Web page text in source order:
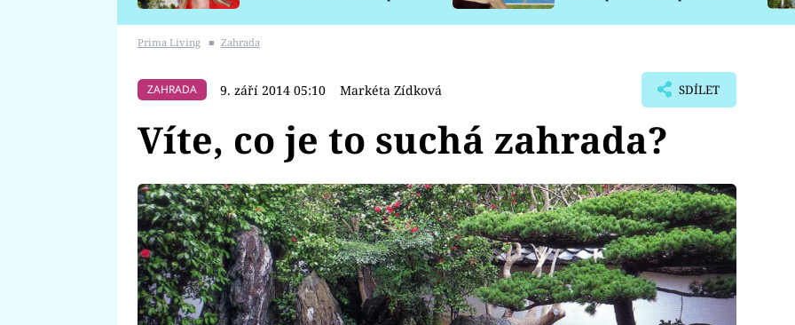
Prima Living ■ Zahrada
ZAHRADA 9. září 2014 05:10 Markéta Zídková SDÍLET
Víte, co je to suchá zahrada?